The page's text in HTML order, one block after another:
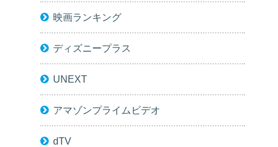
映画ランキング
ディズニープラス
UNEXT
アマゾンプライムビデオ
dTV